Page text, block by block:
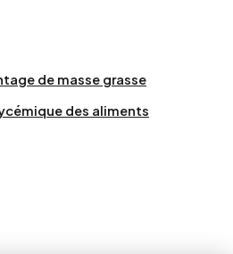
de masse grasse
des aliments